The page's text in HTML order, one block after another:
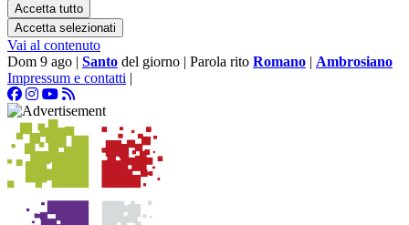
Accetta tutto
Accetta selezionati
Vai al contenuto
Dom 9 ago | Santo del giorno | Parola rito Romano | Ambrosiano
Impressum e contatti |